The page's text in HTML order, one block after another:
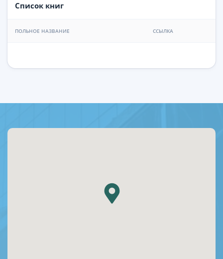
Список книг
ПОЛЬНОЕ НАЗВАНИЕ ССЫЛКА